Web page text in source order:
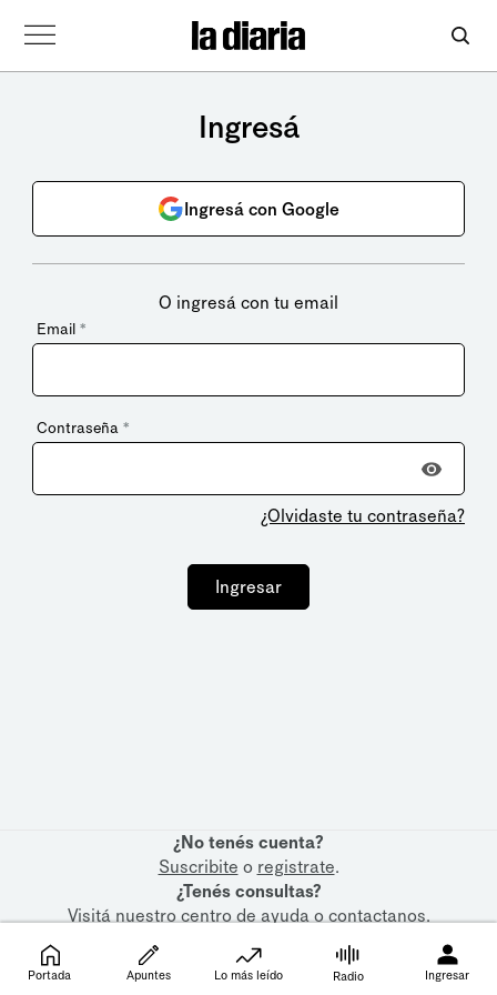
Ingresá
Ingresá con Google
O ingresá con tu email
Email *
Contraseña *
¿Olvidaste tu contraseña?
Ingresar
¿No tenés cuenta?
Suscribite o registrate.
¿Tenés consultas?
Visitá nuestrocentro de ayudaocontactanos.
Portada Apuntes Lo más leído Radio Ingresar